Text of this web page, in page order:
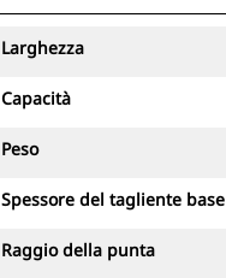
Larghezza
Capacità
Peso
Spessore del tagliente base
Raggio della punta